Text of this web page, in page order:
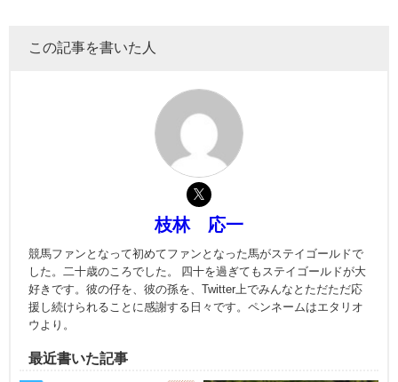
この記事を書いた人
枝林 応一
競馬ファンとなって初めてファンとなった馬がステイゴールドで
した。二十歳のころでした。 四十を過ぎてもステイゴールドが大
好きです。彼の仔を、彼の孫を、Twitter上でみんなとただただ応
援し続けられることに感謝する日々です。ペンネームはエタリオ
ウより。
最近書いた記事